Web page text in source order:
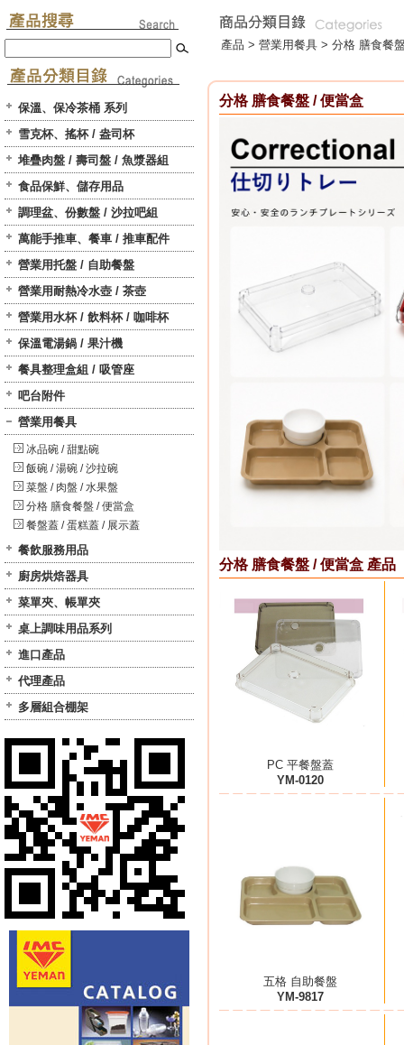
保溫、保冷茶桶 系列
雪克杯、搖杯 / 盎司杯
堆疊肉盤 / 壽司盤 / 魚漿器組
食品保鮮、儲存用品
調理盆、份數盤 / 沙拉吧組
萬能手推車、餐車 / 推車配件
營業用托盤 / 自助餐盤
營業用耐熱冷水壺 / 茶壺
營業用水杯 / 飲料杯 / 咖啡杯
保溫電湯鍋 / 果汁機
餐具整理盒組 / 吸管座
吧台附件
營業用餐具
冰品碗 / 甜點碗
飯碗 / 湯碗 / 沙拉碗
菜盤 / 肉盤 / 水果盤
分格 膳食餐盤 / 便當盒
餐盤蓋 / 蛋糕蓋 / 展示蓋
餐飲服務用品
廚房烘焙器具
菜單夾、帳單夾
桌上調味用品系列
進口產品
代理產品
多層組合棚架
產品 > 營業用餐具 > 分格 膳食餐
分格 膳食餐盤 / 便當盒
分格 膳食餐盤 / 便當盒 產品
PC 平餐盤蓋
YM-0120
五格 自助餐盤
YM-9817